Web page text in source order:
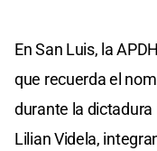
En San Luis, la
que recuerda el
durante la dictadura
Lilian Videla,